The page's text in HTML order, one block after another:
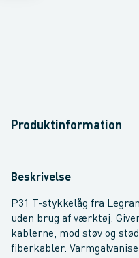
Produktinformation
Beskrivelse
P31 T-stykkelåg fra
uden brug af værktøj.
kablerne, mod støv og
fiberkabler.